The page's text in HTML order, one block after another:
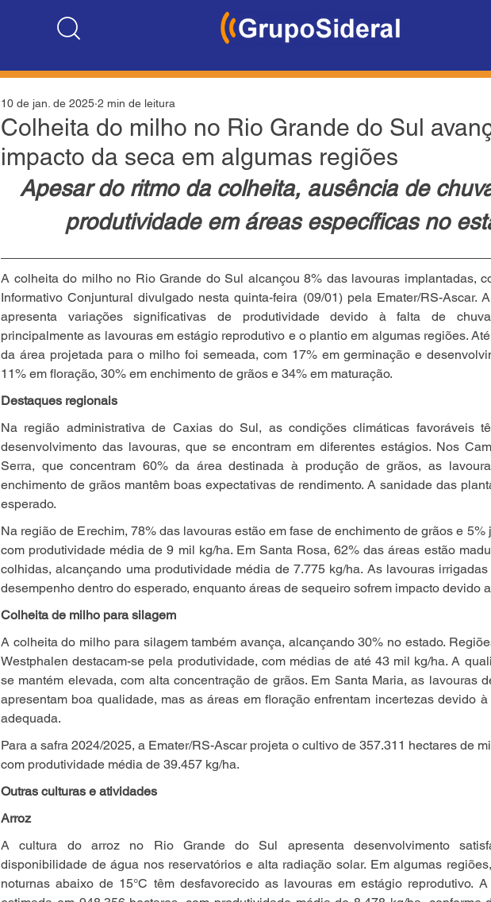
Colheita do milho no Rio Grande do Sul
impacto da seca em algumas regiões
10 de jan. de 2025 2 min de leitura
Apesar do ritmo da colheita, ausência de
produtividade em áreas específicas no
A colheita do milho no Rio Grande do Sul alcançou 8% das lavouras implantadas,
Informativo Conjuntural divulgado nesta quinta-feira (09/01) pela Emater/RS-Ascar.
apresenta variações significativas de produtividade devido à falta de
principalmente as lavouras em estágio reprodutivo e o plantio em algumas regiões.
da área projetada para o milho foi semeada, com 17% em germinação e
11% em floração, 30% em enchimento de grãos e 34% em maturação.
Destaques regionais
Na região administrativa de Caxias do Sul, as condições climáticas favoráveis
desenvolvimento das lavouras, que se encontram em diferentes estágios. Nos
Serra, que concentram 60% da área destinada à produção de grãos, as
enchimento de grãos mantêm boas expectativas de rendimento. A sanidade das
esperado.
Na região de Erechim, 78% das lavouras estão em fase de enchimento de grãos e 5%
com produtividade média de 9 mil kg/ha. Em Santa Rosa, 62% das áreas estão
colhidas, alcançando uma produtividade média de 7.775 kg/ha. As lavouras
desempenho dentro do esperado, enquanto áreas de sequeiro sofrem impacto devido
Colheita de milho para silagem
A colheita do milho para silagem também avança, alcançando 30% no estado.
Westphalen destacam-se pela produtividade, com médias de até 43 mil kg/ha. A
se mantém elevada, com alta concentração de grãos. Em Santa Maria, as lavouras
apresentam boa qualidade, mas as áreas em floração enfrentam incertezas devido
adequada.
Para a safra 2024/2025, a Emater/RS-Ascar projeta o cultivo de 357.311 hectares de
com produtividade média de 39.457 kg/ha.
Outras culturas e atividades
Arroz
A cultura do arroz no Rio Grande do Sul apresenta desenvolvimento
disponibilidade de água nos reservatórios e alta radiação solar. Em algumas
noturnas abaixo de 15°C têm desfavorecido as lavouras em estágio reprodutivo.